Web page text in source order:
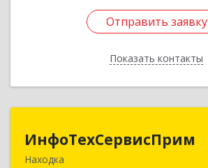
Отправить заявку
Показать контакты
Отправить заявку
Назад
ИнфоТехСервисПрим
Находка